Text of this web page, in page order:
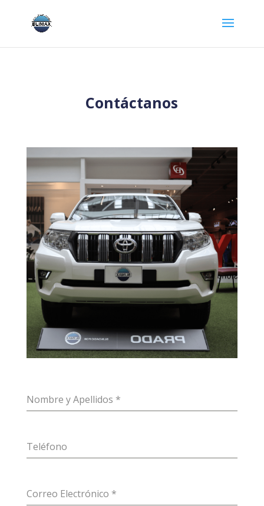
Contáctanos
Nombre y Apellidos *
Teléfono
Correo Electrónico *